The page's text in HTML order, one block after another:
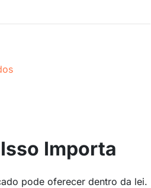
Importa
pode oferecer dentro da lei.